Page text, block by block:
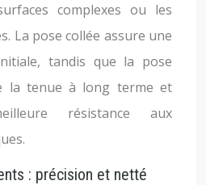
complexes ou les
La pose collée assure une
tandis que la pose
la tenue à long terme et
résistance aux
: précision et netté